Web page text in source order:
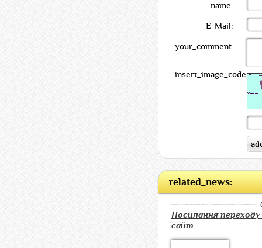
name:
E-Mail:
your_comment:
insert_image_code:
related_news:
Посилання переходу
сайт